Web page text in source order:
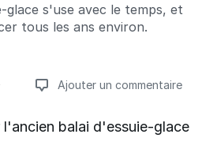
glace s'use avec le temps, et
tous les ans environ.
Ajouter un commentaire
l'ancien balai d'essuie-glace